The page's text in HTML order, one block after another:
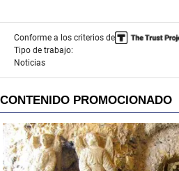
Conforme a los criterios de
Tipo de trabajo:
Noticias